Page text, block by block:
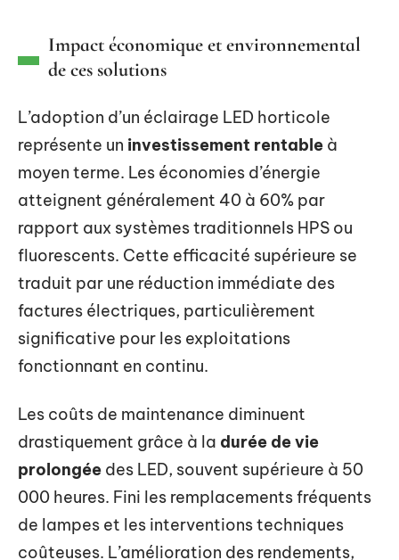
Impact économique et environnemental
de ces solutions
L’adoption d’un éclairage LED horticole
représente un investissement rentable à
moyen terme. Les économies d’énergie
atteignent généralement 40 à 60% par
rapport aux systèmes traditionnels HPS ou
fluorescents. Cette efficacité supérieure se
traduit par une réduction immédiate des
factures électriques, particulièrement
significative pour les exploitations
fonctionnant en continu.
Les coûts de maintenance diminuent
drastiquement grâce à la durée de vie
prolongée des LED, souvent supérieure à 50
000 heures. Fini les remplacements fréquents
de lampes et les interventions techniques
coûteuses. L’amélioration des rendements,